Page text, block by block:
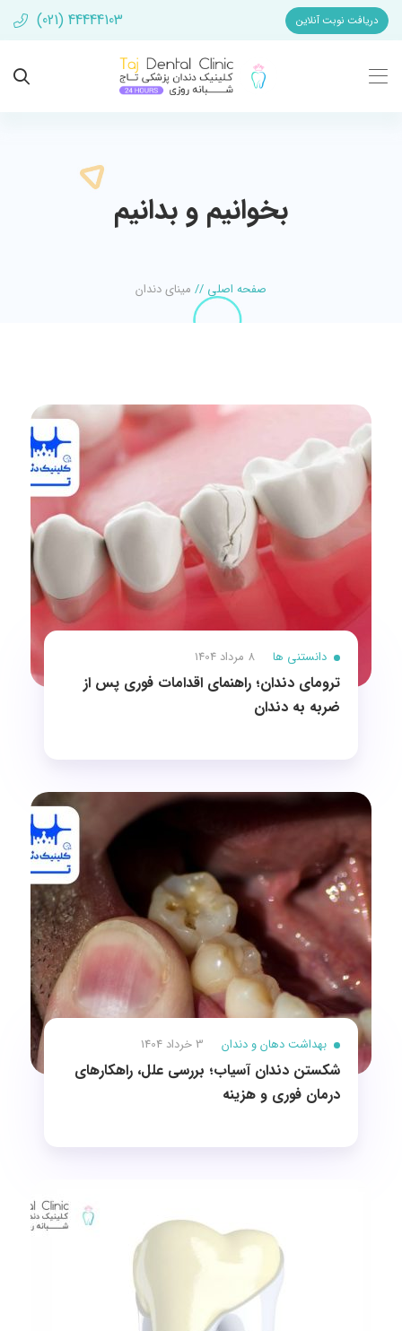
دریافت نوبت آنلاین (021) 44444103
بخوانیم و بدانیم
صفحه اصلی // مینای دندان
دانستنی ها 8 مرداد 1404
ترومای دندان؛ راهنمای اقدامات فوری پس از
ضربه به دندان
بهداشت دهان و دندان 3 خرداد 1404
شکستن دندان آسیاب؛ بررسی علل، راهکارهای
درمان فوری و هزینه